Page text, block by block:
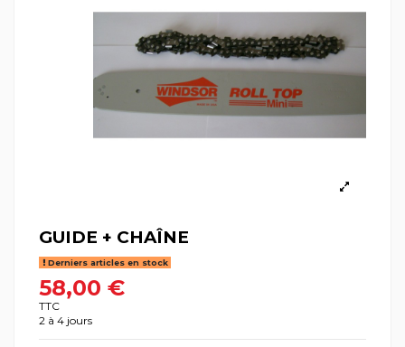
GUIDE + CHAÎNE
Derniers articles en stock
58,00 €
TTC
2 à 4 jours